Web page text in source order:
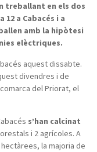
treballant en els dos
a Cabacés i a
amb la hipòtesi
elèctriques.
aquest dissabte.
divendres i de
del Priorat, el
s’han calcinat
i 2 agrícoles. A
la majoria de